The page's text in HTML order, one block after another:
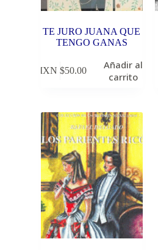
TE JURO JUANA QUE
TENGO GANAS
MXN $50.00
Añadir al
carrito